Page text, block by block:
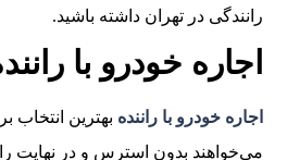
رانندگی در تهران داشته باشید.
اجاره خودرو با
اجاره خودرو با راننده بهترین انتخاب
می‌خواهند بدون استرس و در نهایت